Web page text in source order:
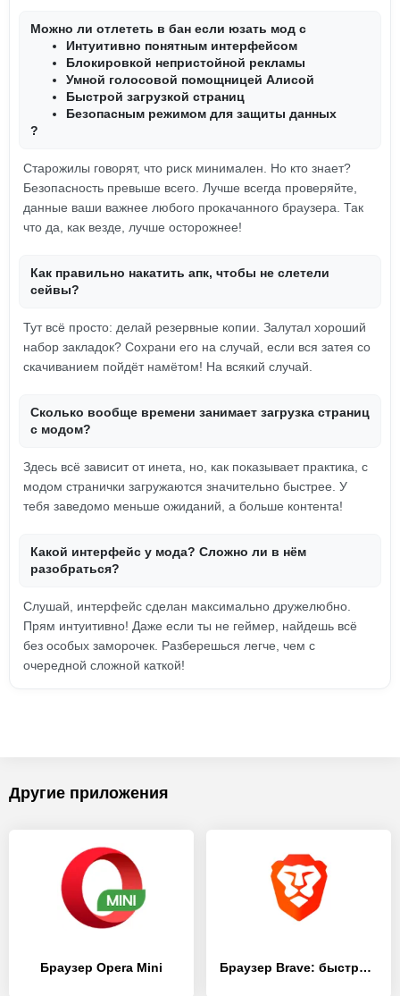
Можно ли отлететь в бан если юзать мод с
Интуитивно понятным интерфейсом
Блокировкой непристойной рекламы
Умной голосовой помощницей Алисой
Быстрой загрузкой страниц
Безопасным режимом для защиты данных
?
Старожилы говорят, что риск минимален. Но кто знает?
Безопасность превыше всего. Лучше всегда проверяйте,
данные ваши важнее любого прокачанного браузера. Так
что да, как везде, лучше осторожнее!
Как правильно накатить апк, чтобы не слетели
сейвы?
Тут всё просто: делай резервные копии. Залутал хороший
набор закладок? Сохрани его на случай, если вся затея со
скачиванием пойдёт намётом! На всякий случай.
Сколько вообще времени занимает загрузка страниц
с модом?
Здесь всё зависит от инета, но, как показывает практика, с
модом странички загружаются значительно быстрее. У
тебя заведомо меньше ожиданий, а больше контента!
Какой интерфейс у мода? Сложно ли в нём
разобраться?
Слушай, интерфейс сделан максимально дружелюбно.
Прям интуитивно! Даже если ты не геймер, найдешь всё
без особых заморочек. Разберешься легче, чем с
очередной сложной каткой!
Другие приложения
Браузер Opera Mini Браузер Brave: быстрый и конфиденциальный браузер